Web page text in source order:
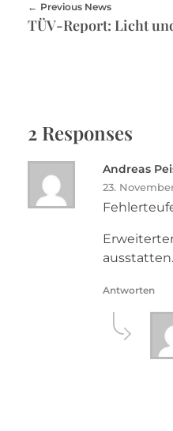
Previous News
TÜV-Report: Licht
2 Responses
Andreas
23.
ausstatten.
Antworten